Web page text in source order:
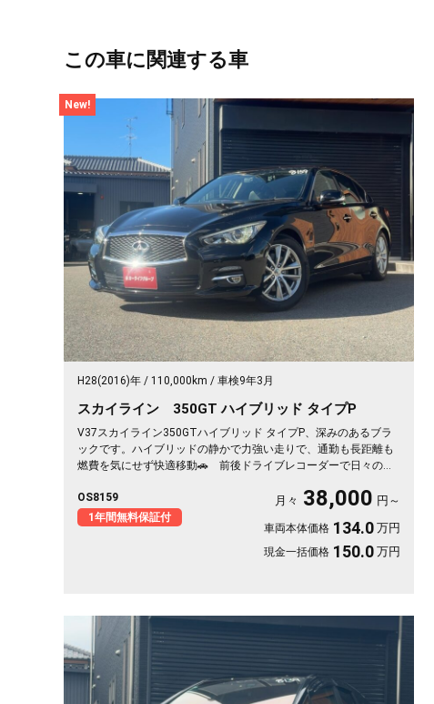
この車に関連する車
New!
H28(2016)年 110,000km 車検9年3月
スカイライン 350GT ハイブリッド タイプP
V37スカイライン350GTハイブリッド タイプP、深みのあるブラ
ックです。ハイブリッドの静かで力強い走りで、通勤も長距離も
燃費を気にせず快適移動🚗 前後ドライブレコーダーで日々の運
での疲れもグッと軽減。アラウンドビューで狭い駐車場もスッと
停められます。 仕事帰りにふらっと遠出したくなる、そんな相
棒です✨ 高級セダンがお値打ち、《1年保証付》で気持ちよく乗
OS8159
1年間無料保証付
月々 38,000 円～
車両本体価格 134.0 万円
現金一括価格 150.0 万円